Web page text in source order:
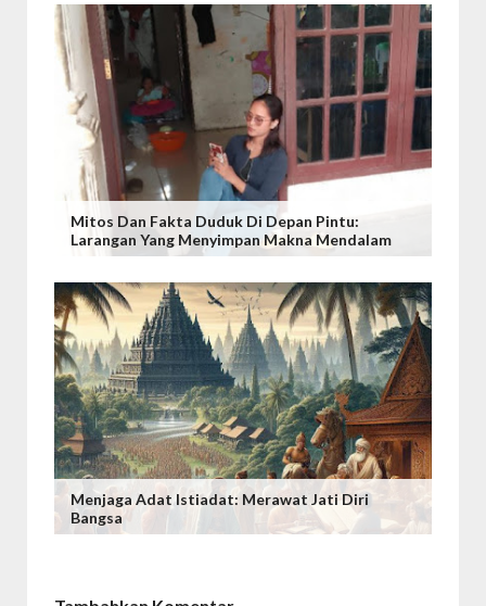
Mitos Dan Fakta Duduk Di Depan Pintu:
Larangan Yang Menyimpan Makna Mendalam
Menjaga Adat Istiadat: Merawat Jati Diri
Bangsa